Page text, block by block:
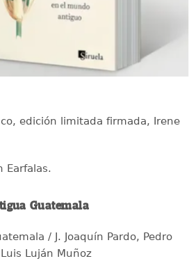
edición limitada firmada, Irene
Earfalas.
Guatemala
/ J. Joaquín Pardo, Pedro
Luján Muñoz